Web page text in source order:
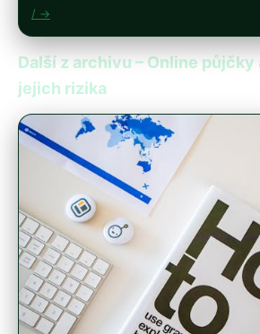
/ →
Další z archivu – Online půjčky
jejich rizika